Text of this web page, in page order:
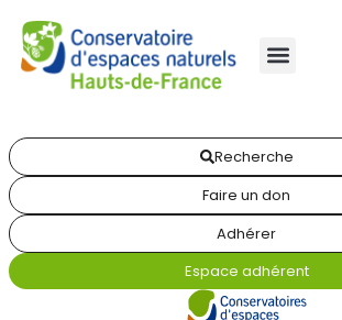
Recherche
Faire un don
Adhérer
Espace adhérent